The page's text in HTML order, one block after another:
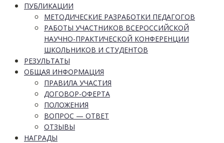
ПУБЛИКАЦИИ
МЕТОДИЧЕСКИЕ РАЗРАБОТКИ ПЕДАГОГОВ
РАБОТЫ УЧАСТНИКОВ ВСЕРОССИЙСКОЙ
НАУЧНО-ПРАКТИЧЕСКОЙ КОНФЕРЕНЦИИ
ШКОЛЬНИКОВ И СТУДЕНТОВ
РЕЗУЛЬТАТЫ
ОБЩАЯ ИНФОРМАЦИЯ
ПРАВИЛА УЧАСТИЯ
ДОГОВОР-ОФЕРТА
ПОЛОЖЕНИЯ
ВОПРОС — ОТВЕТ
ОТЗЫВЫ
НАГРАДЫ